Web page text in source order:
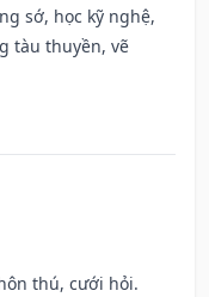
sớ, học kỹ nghệ,
tàu thuyền, vẽ
thú, cưới hỏi.